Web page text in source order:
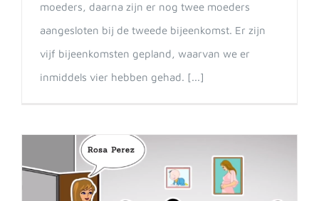
moeders, daarna zijn er nog twee moeders
aangesloten bij de tweede bijeenkomst. Er zijn
vijf bijeenkomsten gepland, waarvan we er
inmiddels vier hebben gehad. [...]